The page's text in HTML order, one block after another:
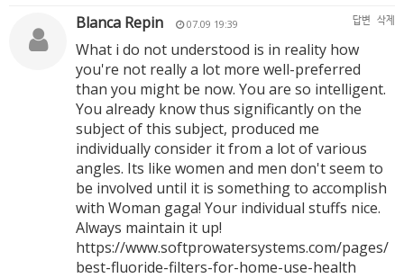
Blanca Repin
07.09 19:39 답변 삭제
What i do not understood is in reality how
you're not really a lot more well-preferred
than you might be now. You are so intelligent.
You already know thus significantly on the
subject of this subject, produced me
individually consider it from a lot of various
angles. Its like women and men don't seem to
be involved until it is something to accomplish
with Woman gaga! Your individual stuffs nice.
Always maintain it up!
https://www.softprowatersystems.com/pages/
best-fluoride-filters-for-home-use-health